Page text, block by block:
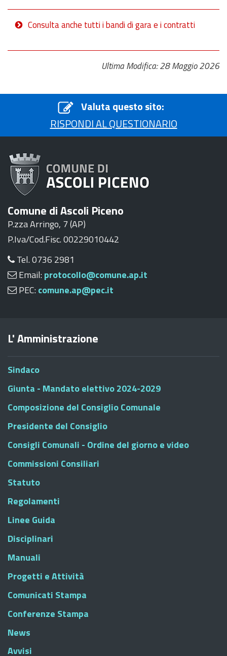
Consulta anche tutti i bandi di gara e i contratti
Ultima Modifica: 28 Maggio 2026
Valuta questo sito:
RISPONDI AL QUESTIONARIO
Comune di Ascoli Piceno
P.zza Arringo, 7 (AP)
P.Iva/Cod.Fisc. 00229010442
Tel. 0736 2981
Email: protocollo@comune.ap.it
PEC: comune.ap@pec.it
L' Amministrazione
Sindaco
Giunta - Mandato elettivo 2024-2029
Composizione del Consiglio Comunale
Presidente del Consiglio
Consigli Comunali - Ordine del giorno e video
Commissioni Consiliari
Statuto
Regolamenti
Linee Guida
Disciplinari
Manuali
Progetti e Attività
Comunicati Stampa
Conferenze Stampa
News
Avvisi